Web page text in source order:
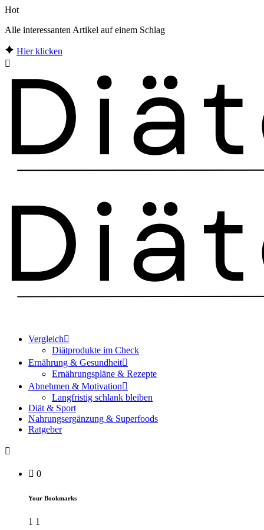
Hot
Alle interessanten Artikel auf einem Schlag
Hier klicken
Vergleich
Diätprodukte im Check
Ernährung & Gesundheit
Ernährungspläne & Rezepte
Abnehmen & Motivation
Langfristig schlank bleiben
Diät & Sport
Nahrungsergänzung & Superfoods
Ratgeber
0
Your Bookmarks
1 1